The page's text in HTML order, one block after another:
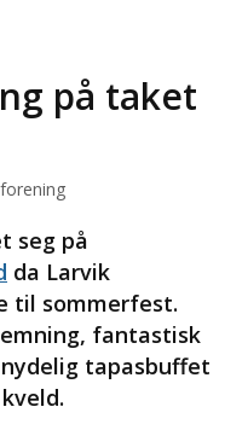
på taket
seg på
da Larvik
til sommerfest.
fantastisk
tapasbuffet